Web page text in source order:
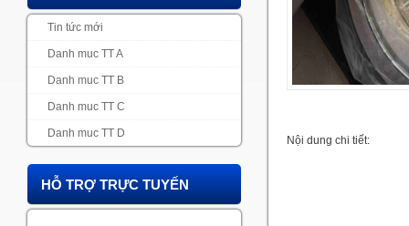
Tin tức mới
Danh muc TT A
Danh muc TT B
Danh muc TT C
Danh muc TT D
HỖ TRỢ TRỰC TUYẾN
Nội dung chi tiết: